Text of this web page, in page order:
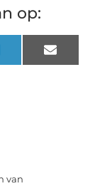
op:
Email
van